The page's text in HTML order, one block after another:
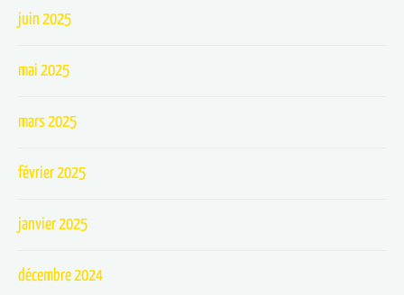
juin 2025
mai 2025
mars 2025
février 2025
janvier 2025
décembre 2024